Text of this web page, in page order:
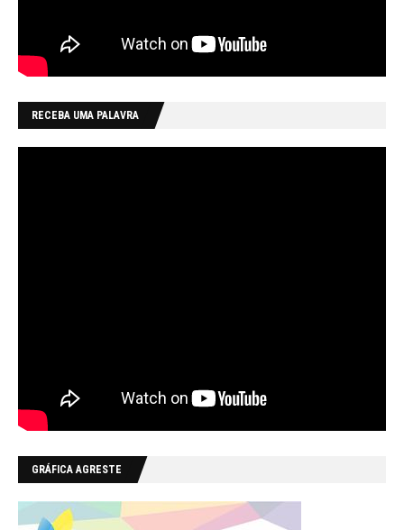
RECEBA UMA PALAVRA
GRÁFICA AGRESTE